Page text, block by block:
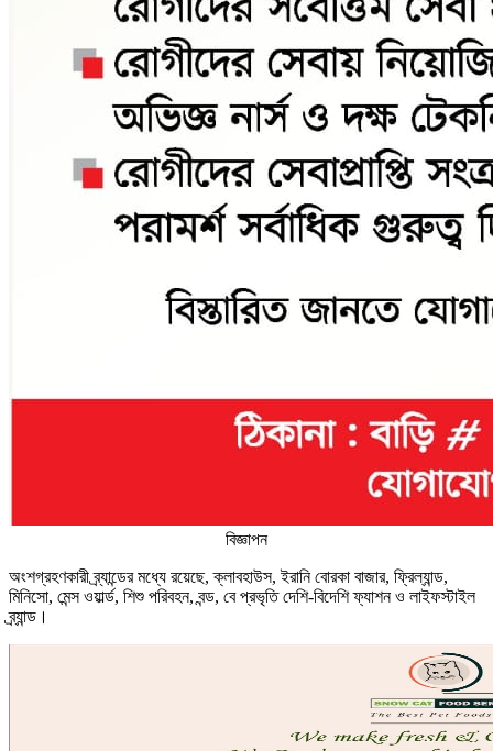
বিজ্ঞাপন
অংশগ্রহণকারী ব্র্যান্ডের মধ্যে রয়েছে, ক্লাবহাউস, ইরানি বোরকা বাজার, ফ্রিল্যান্ড,
মিনিসো, মেন্স ওয়ার্ল্ড, শিশু পরিবহন, বন্ড, বে প্রভৃতি দেশি-বিদেশি ফ্যাশন ও লাইফস্টাইল
ব্র্যান্ড।